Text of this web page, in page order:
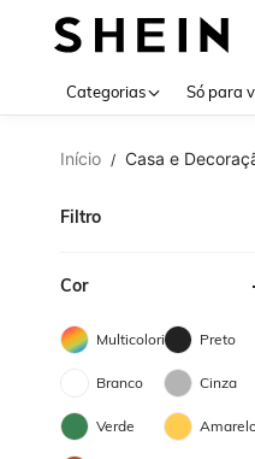
Categorias Só para
Início / Casa e
Filtro
Cor
Multicolorido Preto
Branco Cinza
Verde